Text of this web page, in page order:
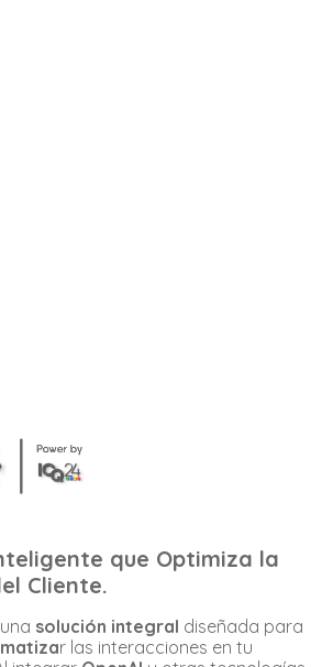
que Optimiza la
Cliente.
solución integral diseñada para
r las interacciones en tu